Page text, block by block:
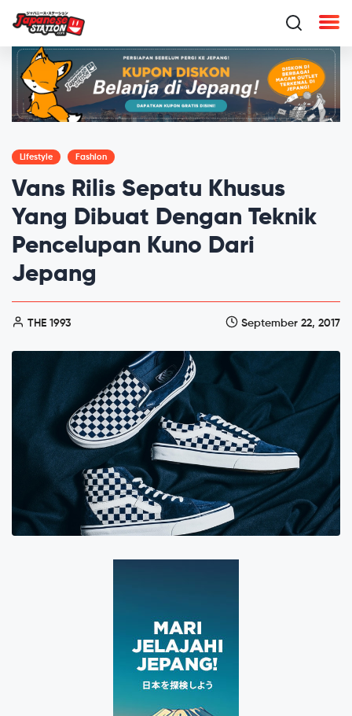
Lifestyle Fashion
Vans Rilis Sepatu Khusus
Yang Dibuat Dengan Teknik
Pencelupan Kuno Dari
Jepang
THE 1993 September 22, 2017